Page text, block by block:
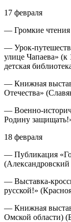
17 февраля
— Громкие
— Урок-
улице Чапаева»
детская
— Книжная
Отечества»
— Военно-
Родину
18 февраля
— Публикация
— Выставка-
русской!»
— Книжная
Омской области)